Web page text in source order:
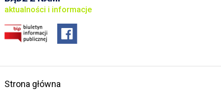
aktualności i informacje
Strona główna